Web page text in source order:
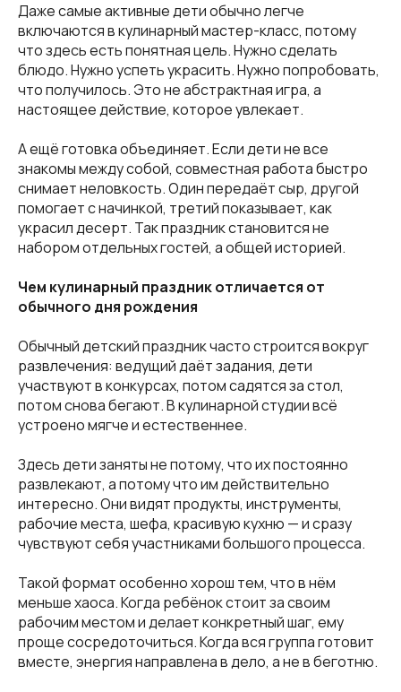
Даже самые активные дети обычно легче
включаются в кулинарный мастер-класс, потому
что здесь есть понятная цель. Нужно сделать
блюдо. Нужно успеть украсить. Нужно попробовать,
что получилось. Это не абстрактная игра, а
настоящее действие, которое увлекает.
А ещё готовка объединяет. Если дети не все
знакомы между собой, совместная работа быстро
снимает неловкость. Один передаёт сыр, другой
помогает с начинкой, третий показывает, как
украсил десерт. Так праздник становится не
набором отдельных гостей, а общей историей.
Чем кулинарный праздник отличается от
обычного дня рождения
Обычный детский праздник часто строится вокруг
развлечения: ведущий даёт задания, дети
участвуют в конкурсах, потом садятся за стол,
потом снова бегают. В кулинарной студии всё
устроено мягче и естественнее.
Здесь дети заняты не потому, что их постоянно
развлекают, а потому что им действительно
интересно. Они видят продукты, инструменты,
рабочие места, шефа, красивую кухню — и сразу
чувствуют себя участниками большого процесса.
Такой формат особенно хорош тем, что в нём
меньше хаоса. Когда ребёнок стоит за своим
рабочим местом и делает конкретный шаг, ему
проще сосредоточиться. Когда вся группа готовит
вместе, энергия направлена в дело, а не в беготню.